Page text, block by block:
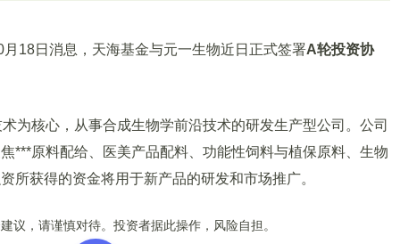
日消息，天海基金与元一生物近日正式签署A轮投资协
核心，从事合成生物学前沿技术的研发生产型公司。公司
***原料配给、医美产品配料、功能性饲料与植保原料、生物
所获得的资金将用于新产品的研发和市场推广。
，请谨慎对待。投资者据此操作，风险自担。